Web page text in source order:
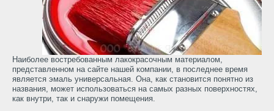
Наиболее востребованным лакокрасочным материалом,
представленном на сайте нашей компании, в последнее время
является эмаль универсальная. Она, как становится понятно из
названия, может использоваться на самых разных поверхностях,
как внутри, так и снаружи помещения.